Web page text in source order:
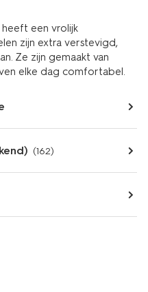
heeft een vrolijk
zijn extra verstevigd,
Ze zijn gemaakt van
elke dag comfortabel.
(162)